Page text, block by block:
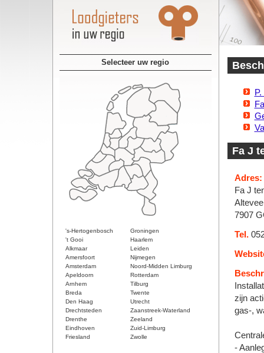
Selecteer uw regio
's-Hertogenbosch
Groningen
't Gooi
Haarlem
Alkmaar
Leiden
Amersfoort
Nijmegen
Amsterdam
Noord-Midden Limburg
Apeldoorn
Rotterdam
Arnhem
Tilburg
Breda
Twente
Den Haag
Utrecht
Drechtsteden
Zaanstreek-Waterland
Drenthe
Zeeland
Eindhoven
Zuid-Limburg
Friesland
Zwolle
Fa J
Adres:
Fa J
7907
Tel.
zijn
gas-,
-